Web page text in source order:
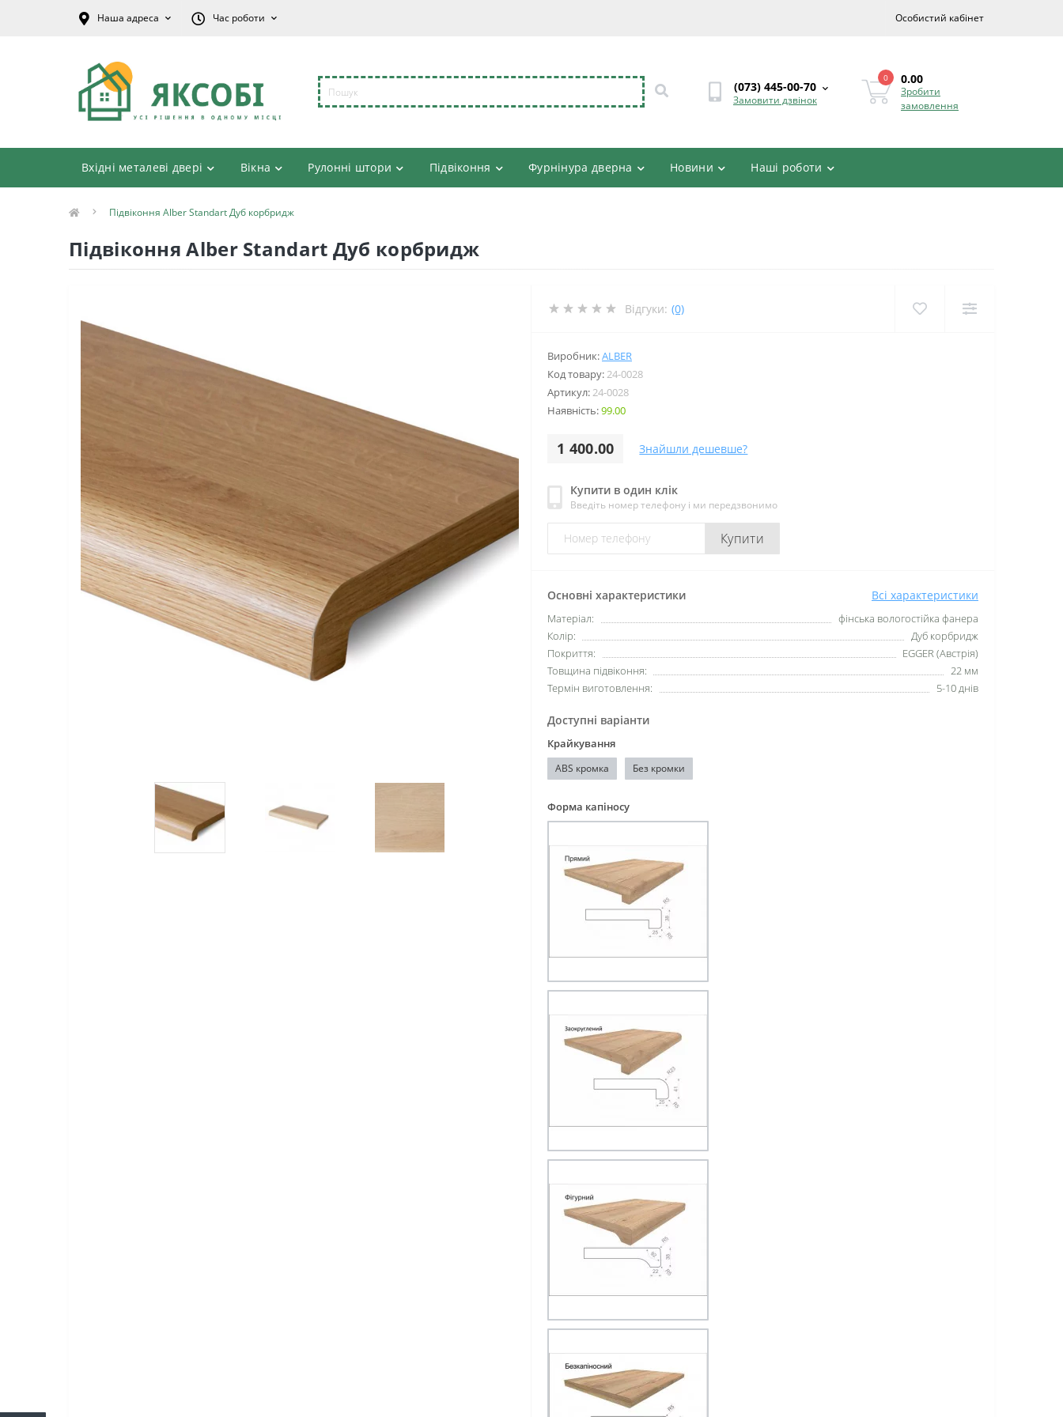
Наша адреса Час роботи Особистий кабінет
(073) 445-00-70
Замовити дзвінок
0 0.00
Зробити
замовлення
Вхідні металеві двері Вікна Рулонні штори Підвіконня Фурнінура дверна Новини Наші роботи
Підвіконня Alber Standart Дуб корбридж
Підвіконня Alber Standart Дуб корбридж
Відгуки: (0)
Виробник:ALBER
Код товару:24-0028
Артикул:24-0028
Наявність:99.00
1 400.00 Знайшли дешевше?
Купити в один клік
Введіть номер телефону і ми передзвонимо
Купити
Основні характеристики Всі характеристики
Матеріал:
фінська вологостійка фанера
Колір:
Дуб корбридж
Покриття:
EGGER (Австрія)
Товщина підвіконня:
22 мм
Термін виготовлення:
5-10 днів
Доступні варіанти
Крайкування
ABS кромка Без кромки
Форма капіносу